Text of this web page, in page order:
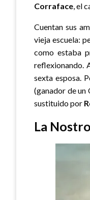
Corraface, el
Cuentan sus
vieja escuela:
como estaba
reflexionando.
sexta esposa.
(ganador de un
sustituido por
La